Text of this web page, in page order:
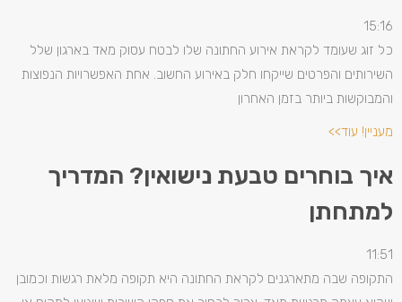
15:16
כל זוג שעומד לקראת אירוע החתונה שלו לבטח עסוק מאד בארגון שלל
השירותים והפרטים שייקחו חלק באירוע החשוב. אחת האפשרויות הנפוצות
והמבוקשות ביותר בזמן האחרון
מעניין! עוד>>
איך בוחרים טבעת נישואין? המדריך
למתחתן
11:51
התקופה שבה מתארגנים לקראת החתונה היא תקופה מלאת רגשות וכמובן